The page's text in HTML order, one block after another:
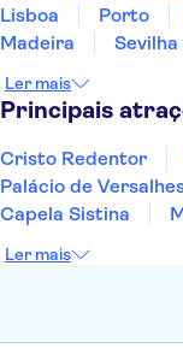
Lisboa
Porto
Madeira
Sevilha
Sesimbra
Ler mais
Principais
Cristo Redentor
Palácio de
Capela Sistina
Torre de Belém
Ler mais